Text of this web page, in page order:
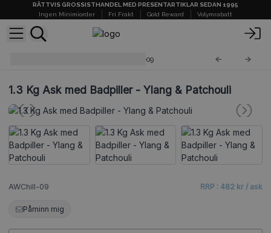
RÄTTVIS GROSSISTHANDEL MED PRESENTARTIKLAR SEDAN 1995
Ingen Minimiorder
Fri Frakt Gold Reward Volymrabatt
AWChill-09
1.3 Kg Ask med Badpiller - Ylang & Patchouli
AWChill-09 RRP : 482 kr / ask
Påminn mig